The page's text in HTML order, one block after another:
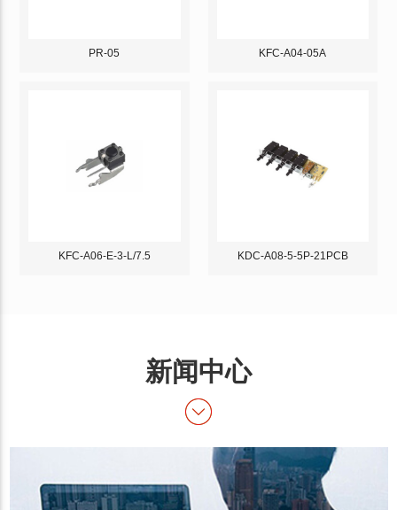
PR-05 KFC-A04-05A
KFC-A06-E-3-L/7.5 KDC-A08-5-5P-21PCB
新闻中心